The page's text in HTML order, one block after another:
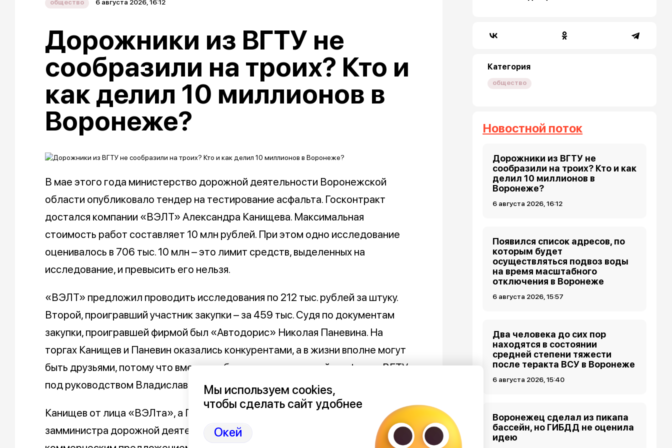
общество 6 августа 2026, 16:12
Дорожники из ВГТУ не
сообразили на троих? Кто и
как делил 10 миллионов в
Воронеже?
В мае этого года министерство дорожной деятельности Воронежской
области опубликовало тендер на тестирование асфальта. Госконтракт
достался компании «ВЭЛТ» Александра Канищева. Максимальная
стоимость работ составляет 10 млн рублей. При этом одно исследование
оценивалось в 706 тыс. 10 млн – это лимит средств, выделенных на
исследование, и превысить его нельзя.
«ВЭЛТ» предложил проводить исследования по 212 тыс. рублей за штуку.
Второй, проигравший участник закупки – за 459 тыс. Судя по документам
закупки, проигравшей фирмой был «Автодорис» Николая Паневина. На
торгах Канищев и Паневин оказались конкурентами, а в жизни вполне могут
быть друзьями, потому что вместе работают на «дорожной» кафедре ВГТУ
под руководством Владислава Подольского.
Канищев от лица «ВЭЛта», а Паневин от «Автодориса» – прислали
замминистра дорожной деятельности области Александру Дудину письмо с
Категория
общество
Новостной поток
Дорожники из ВГТУ не
сообразили на троих? Кто и как
делил 10 миллионов в
Воронеже?
6 августа 2026, 16:12
Появился список адресов, по
которым будет
осуществляться подвоз воды
на время масштабного
отключения в Воронеже
6 августа 2026, 15:57
Два человека до сих пор
находятся в состоянии
средней степени тяжести
после теракта ВСУ в Воронеже
6 августа 2026, 15:40
Воронежец сделал из пикапа
бассейн, но ГИБДД не оценила
идею
Мы используем cookies,
чтобы сделать сайт удобнее
Окей